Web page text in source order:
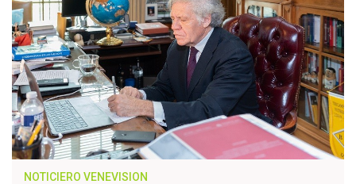
NOTICIERO VENEVISION